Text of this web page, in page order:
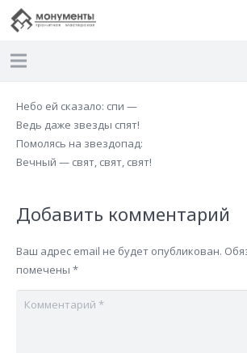
Небо ей сказало: спи —
Ведь даже звезды спят!
Помолясь на звездопад:
Вечный — свят, свят, свят!
Добавить комментарий
Ваш адрес email не будет опубликован.
помечены *